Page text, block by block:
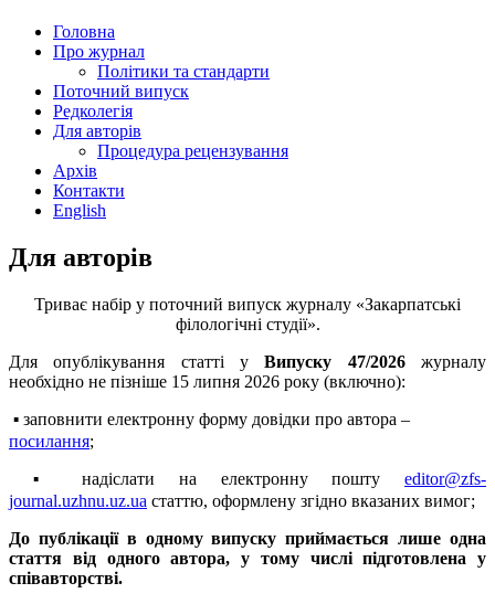
Головна
Про журнал
Політики та стандарти
Поточний випуск
Редколегія
Для авторів
Процедура рецензування
Архів
Контакти
English
Для авторів
Триває набір у поточний випуск журналу «Закарпатські
філологічні студії».
Для опублікування статті уВипуску 47/2026журналу
необхідно не пізніше 15 липня 2026 року (включно):
▪ заповнити електронну форму довідки про автора –
посилання;
▪ надіслати на електронну поштуeditor@zfs-
journal.uzhnu.uz.ua статтю, оформлену згідно вказаних вимог;
До публікації в одному випуску приймається лише одна
стаття від одного автора, у тому числі підготовлена у
співавторстві.